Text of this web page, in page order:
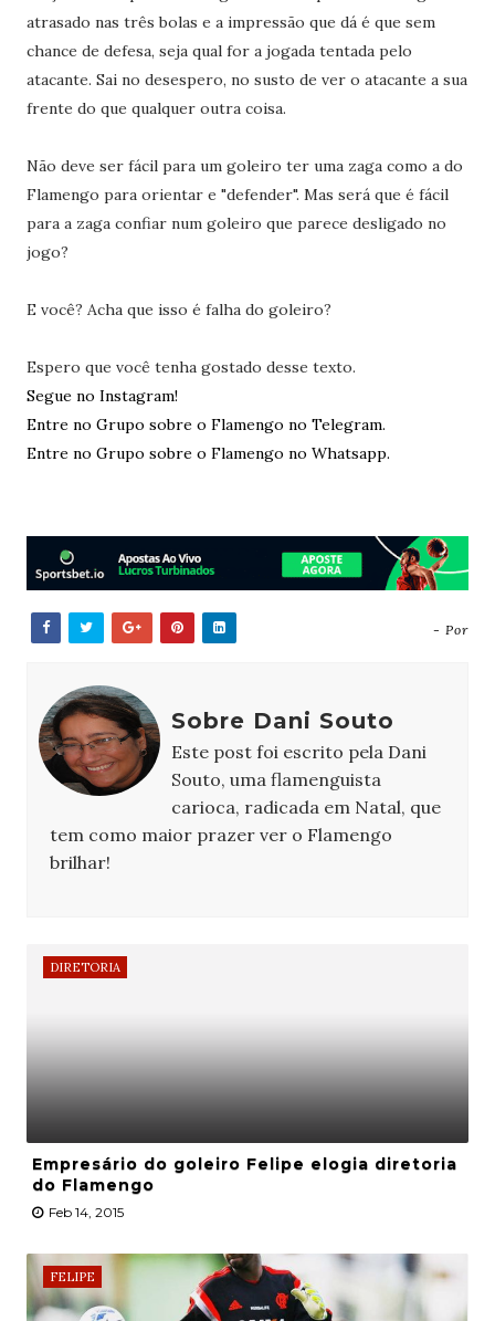
atrasado nas três bolas e a impressão que dá é que sem
chance de defesa, seja qual for a jogada tentada pelo
atacante. Sai no desespero, no susto de ver o atacante a sua
frente do que qualquer outra coisa.
Não deve ser fácil para um goleiro ter uma zaga como a do
Flamengo para orientar e "defender". Mas será que é fácil
para a zaga confiar num goleiro que parece desligado no
jogo?
E você? Acha que isso é falha do goleiro?
Espero que você tenha gostado desse texto.
Segue no Instagram!
Entre no Grupo sobre o Flamengo no Telegram.
Entre no Grupo sobre o Flamengo no Whatsapp.
- Por
Sobre Dani Souto
Este post foi escrito pela Dani
Souto, uma flamenguista
carioca, radicada em Natal, que
tem como maior prazer ver o Flamengo
brilhar!
DIRETORIA
Empresário do goleiro Felipe elogia diretoria
do Flamengo
Feb 14, 2015
FELIPE